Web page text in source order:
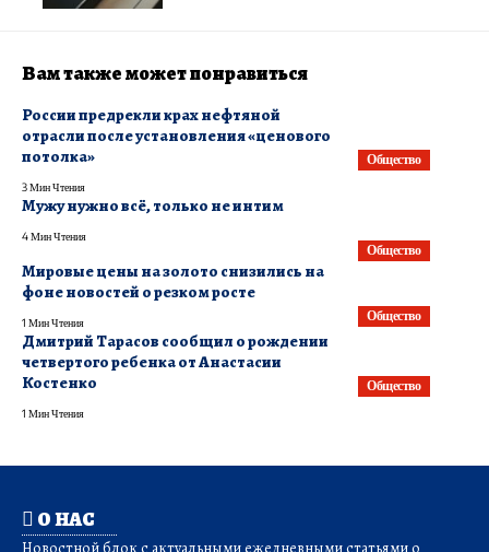
Вам также может понравиться
Общество
России предрекли крах нефтяной
отрасли после установления «ценового
потолка»
3 Мин Чтения
Общество
Мужу нужно всё, только не интим
4 Мин Чтения
Общество
Мировые цены на золото снизились на
фоне новостей о резком росте
1 Мин Чтения
Общество
Дмитрий Тарасов сообщил о рождении
четвертого ребенка от Анастасии
Костенко
1 Мин Чтения
О НАС